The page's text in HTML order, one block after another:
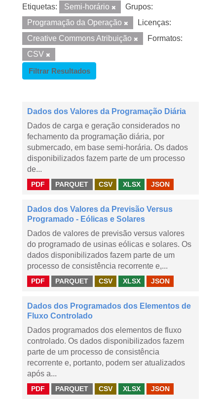
Etiquetas: Semi-horário
Grupos:
Programação da Operação
Licenças:
Creative Commons Atribuição
Formatos:
CSV
Filtrar Resultados
Dados dos Valores da Programação Diária
Dados de carga e geração considerados no
fechamento da programação diária, por
submercado, em base semi-horária. Os dados
disponibilizados fazem parte de um processo
de...
PDF PARQUET CSV XLSX JSON
Dados dos Valores da Previsão Versus
Programado - Eólicas e Solares
Dados de valores de previsão versus valores
do programado de usinas eólicas e solares. Os
dados disponibilizados fazem parte de um
processo de consistência recorrente e,...
PDF PARQUET CSV XLSX JSON
Dados dos Programados dos Elementos de
Fluxo Controlado
Dados programados dos elementos de fluxo
controlado. Os dados disponibilizados fazem
parte de um processo de consistência
recorrente e, portanto, podem ser atualizados
após a...
PDF PARQUET CSV XLSX JSON